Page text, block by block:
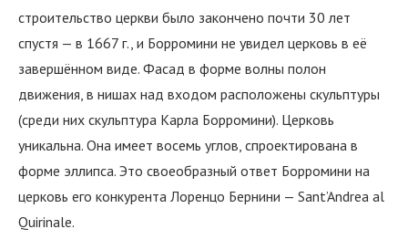
строительство церкви было закончено почти 30 лет
спустя — в 1667 г., и Борромини не увидел церковь в её
завершённом виде. Фасад в форме волны полон
движения, в нишах над входом расположены скульптуры
(среди них скульптура Карла Борромини). Церковь
уникальна. Она имеет восемь углов, спроектирована в
форме эллипса. Это своеобразный ответ Борромини на
церковь его конкурента Лоренцо Бернини — Sant’Andrea al
Quirinale.